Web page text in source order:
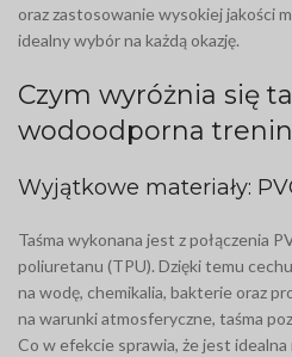
oraz zastosowanie wysokiej jakości
idealny wybór na każdą okazję.
Czym wyróżnia się
wodoodporna
Wyjątkowe materiały:
Taśma wykonana jest z połączenia
poliuretanu (TPU). Dzięki temu
na wodę, chemikalia, bakterie oraz
na warunki atmosferyczne, taśma
Co w efekcie sprawia, że jest idealna